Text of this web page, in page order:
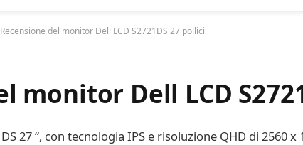
Recensione del monitor Dell LCD S2721DS 27 pollici
monitor Dell LCD
27 “, con tecnologia IPS e risoluzione QHD di 2560